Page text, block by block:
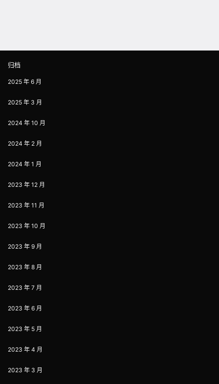
归档
2025 年 6 月
2025 年 3 月
2024 年 10 月
2024 年 2 月
2024 年 1 月
2023 年 12 月
2023 年 11 月
2023 年 10 月
2023 年 9 月
2023 年 8 月
2023 年 7 月
2023 年 6 月
2023 年 5 月
2023 年 4 月
2023 年 3 月